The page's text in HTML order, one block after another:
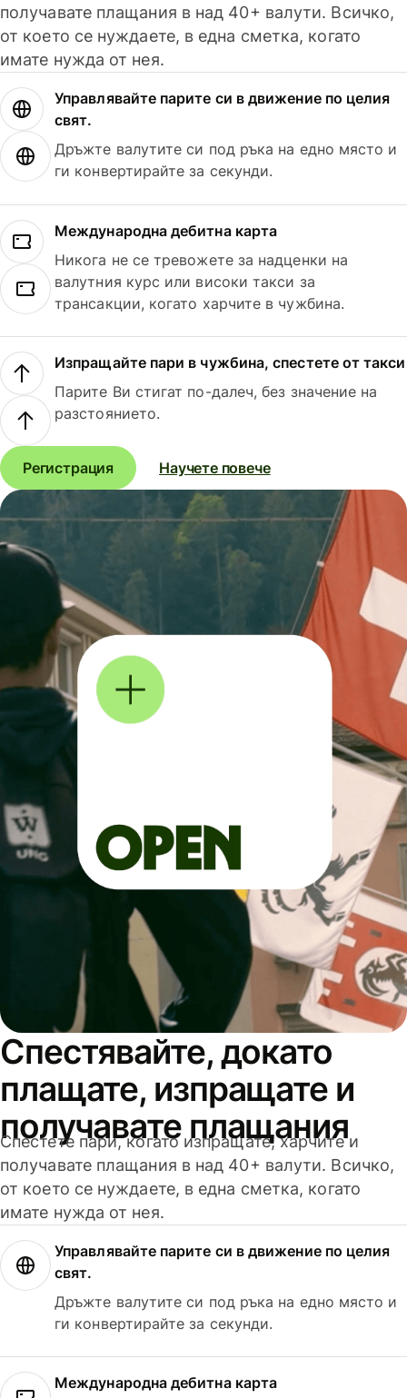
получавате плащания в над 40+ валути. Всичко,
от което се нуждаете, в една сметка, когато
имате нужда от нея.
Управлявайте парите си в движение по целия
свят.
Дръжте валутите си под ръка на едно място и
ги конвертирайте за секунди.
Международна дебитна карта
Никога не се тревожете за надценки на
валутния курс или високи такси за
трансакции, когато харчите в чужбина.
Изпращайте пари в чужбина, спестете от такси
Парите Ви стигат по-далеч, без значение на
разстоянието.
Регистрация Научете повече
Спестявайте, докато
плащате, изпращате и
получавате плащания
Спестете пари, когато изпращате, харчите и
получавате плащания в над 40+ валути. Всичко,
от което се нуждаете, в една сметка, когато
имате нужда от нея.
Управлявайте парите си в движение по целия
свят.
Дръжте валутите си под ръка на едно място и
ги конвертирайте за секунди.
Международна дебитна карта